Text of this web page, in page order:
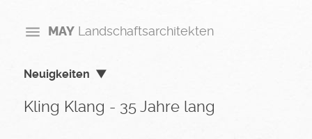
MAY Landschaftsarchitekten
Neuigkeiten
Kling Klang - 35 Jahre lang